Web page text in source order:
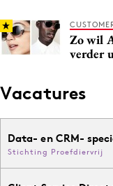
Zo wil
verder
Vacatures
Data- en CRM-
Stichting Proefdiervrij